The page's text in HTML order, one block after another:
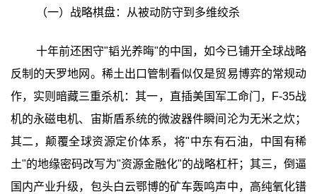
（一）战略棋盘：从被动防守到多维绞杀
十年前还困守"韬光养晦"的中国，如今已铺开全球战略
反制的天罗地网。稀土出口管制看似仅是贸易博弈的常规动
作，实则暗藏三重杀机：其一，直插美国军工命门，F-35战
机的永磁电机、宙斯盾系统的微波器件瞬间沦为无米之炊；
其二，颠覆全球资源定价体系，将"中东有石油，中国有稀
土"的地缘密码改写为"资源金融化"的战略杠杆；其三，倒逼
国内产业升级，包头白云鄂博的矿车轰鸣声中，高纯氧化镨